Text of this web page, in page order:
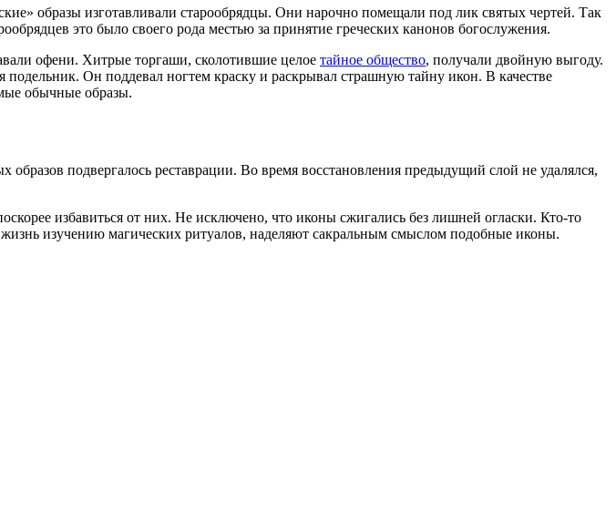
образы изготавливали старообрядцы. Они нарочно помещали под лик святых чертей. Так
это было своего рода местью за принятие греческих канонов богослужения.
офени. Хитрые торгаши, сколотившие целое тайное общество, получали двойную выгоду.
Он поддевал ногтем краску и раскрывал страшную тайну икон. В качестве
обычные образы.
подвергалось реставрации. Во время восстановления предыдущий слой не удалялся,
избавиться от них. Не исключено, что иконы сжигались без лишней огласки. Кто-то
изучению магических ритуалов, наделяют сакральным смыслом подобные иконы.